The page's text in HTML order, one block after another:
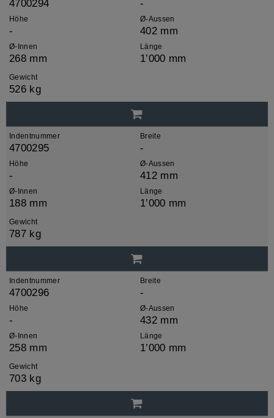
4700294 -
Höhe
-
Ø-Aussen
402 mm
Ø-Innen
268 mm
Länge
1’000 mm
Gewicht
526 kg
Indentnummer
4700295
Breite
-
Höhe
-
Ø-Aussen
412 mm
Ø-Innen
188 mm
Länge
1’000 mm
Gewicht
787 kg
Indentnummer
4700296
Breite
-
Höhe
-
Ø-Aussen
432 mm
Ø-Innen
258 mm
Länge
1’000 mm
Gewicht
703 kg